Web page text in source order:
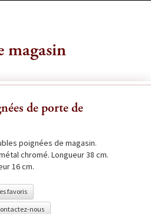
magasin
de porte de
poignées de magasin.
chromé. Longueur 38 cm.
16 cm.
favoris
nous